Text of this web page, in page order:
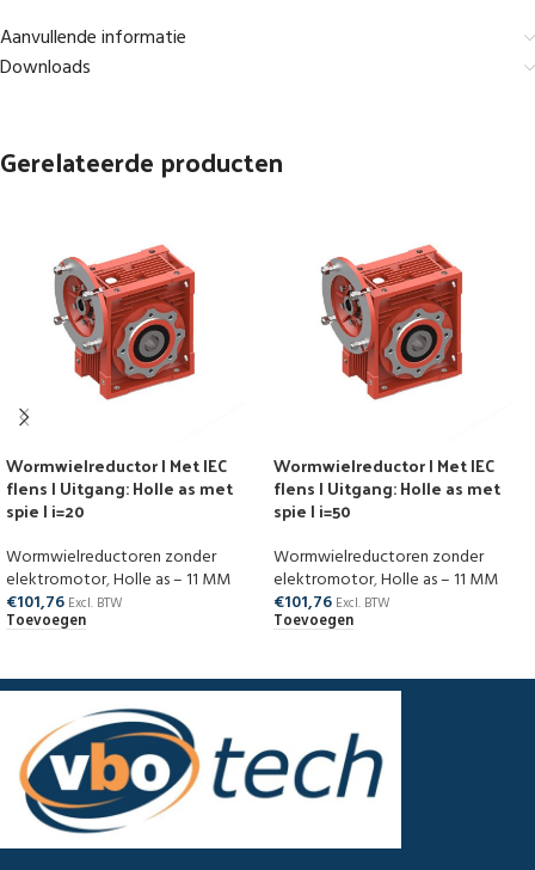
Aanvullende informatie
Downloads
Gerelateerde producten
Wormwielreductor | Met IEC
flens | Uitgang: Holle as met
spie | i=20
Wormwielreductoren zonder
elektromotor,Holle as – 11 MM
€101,76 Excl. BTW
Toevoegen
Wormwielreductor | Met IEC
flens | Uitgang: Holle as met
spie | i=50
Wormwielreductoren zonder
elektromotor,Holle as – 11 MM
€101,76 Excl. BTW
Toevoegen